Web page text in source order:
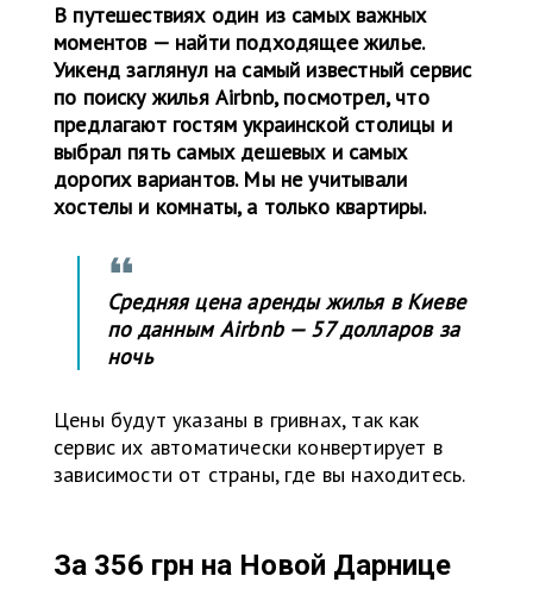
В путешествиях один из самых важных
моментов — найти подходящее жилье.
Уикенд заглянул на самый известный сервис
по поиску жилья Airbnb, посмотрел, что
предлагают гостям украинской столицы и
выбрал пять самых дешевых и самых
дорогих вариантов. Мы не учитывали
хостелы и комнаты, а только квартиры.
Средняя цена аренды жилья в Киеве
по данным Airbnb — 57 долларов за
ночь
Цены будут указаны в гривнах, так как
сервис их автоматически конвертирует в
зависимости от страны, где вы находитесь.
За 356 грн на Новой Дарнице